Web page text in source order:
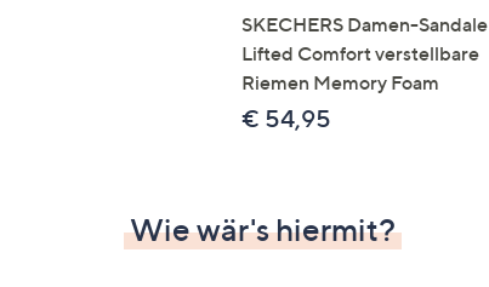
SKECHERS Damen-Sandale
Lifted Comfort verstellbare
Riemen Memory Foam
€ 54,95
Wie wär's hiermit?